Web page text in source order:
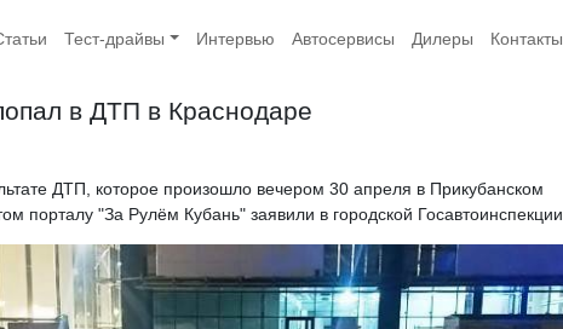
Тест-драйвы Интервью Автосервисы Дилеры Контакты
в ДТП в Краснодаре
ДТП, которое произошло вечером 30 апреля в Прикубанском
порталу "За Рулём Кубань" заявили в городской Госавтоинспекции.